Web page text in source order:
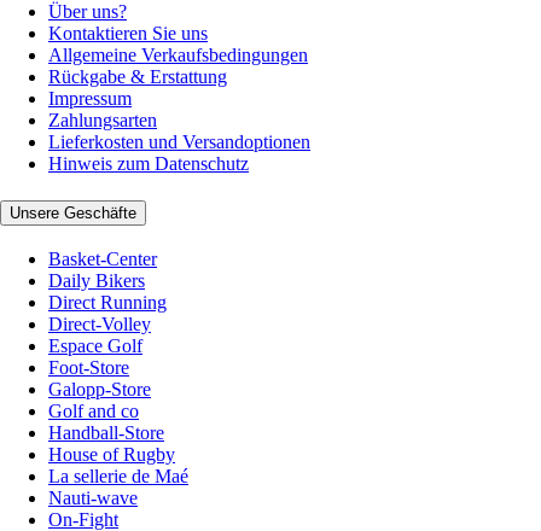
Über uns?
Kontaktieren Sie uns
Allgemeine Verkaufsbedingungen
Rückgabe & Erstattung
Impressum
Zahlungsarten
Lieferkosten und Versandoptionen
Hinweis zum Datenschutz
Unsere Geschäfte
Basket-Center
Daily Bikers
Direct Running
Direct-Volley
Espace Golf
Foot-Store
Galopp-Store
Golf and co
Handball-Store
House of Rugby
La sellerie de Maé
Nauti-wave
On-Fight